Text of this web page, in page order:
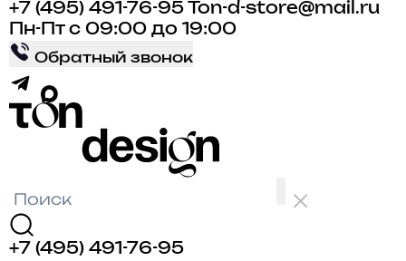
+7 (495) 491-76-95
Ton-d-store@mail.ru
Пн-Пт с 09:00 до 19:00
Обратный звонок
+7 (495) 491-76-95